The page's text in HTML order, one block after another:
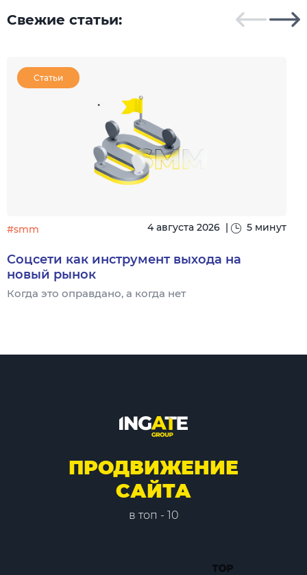
Свежие статьи:
Статьи
#smm 4 августа 2026 | 5 минут
Соцсети как инструмент выхода на
новый рынок
Когда это оправдано, а когда нет
ПРОДВИЖЕНИЕ
САЙТА
в топ - 10